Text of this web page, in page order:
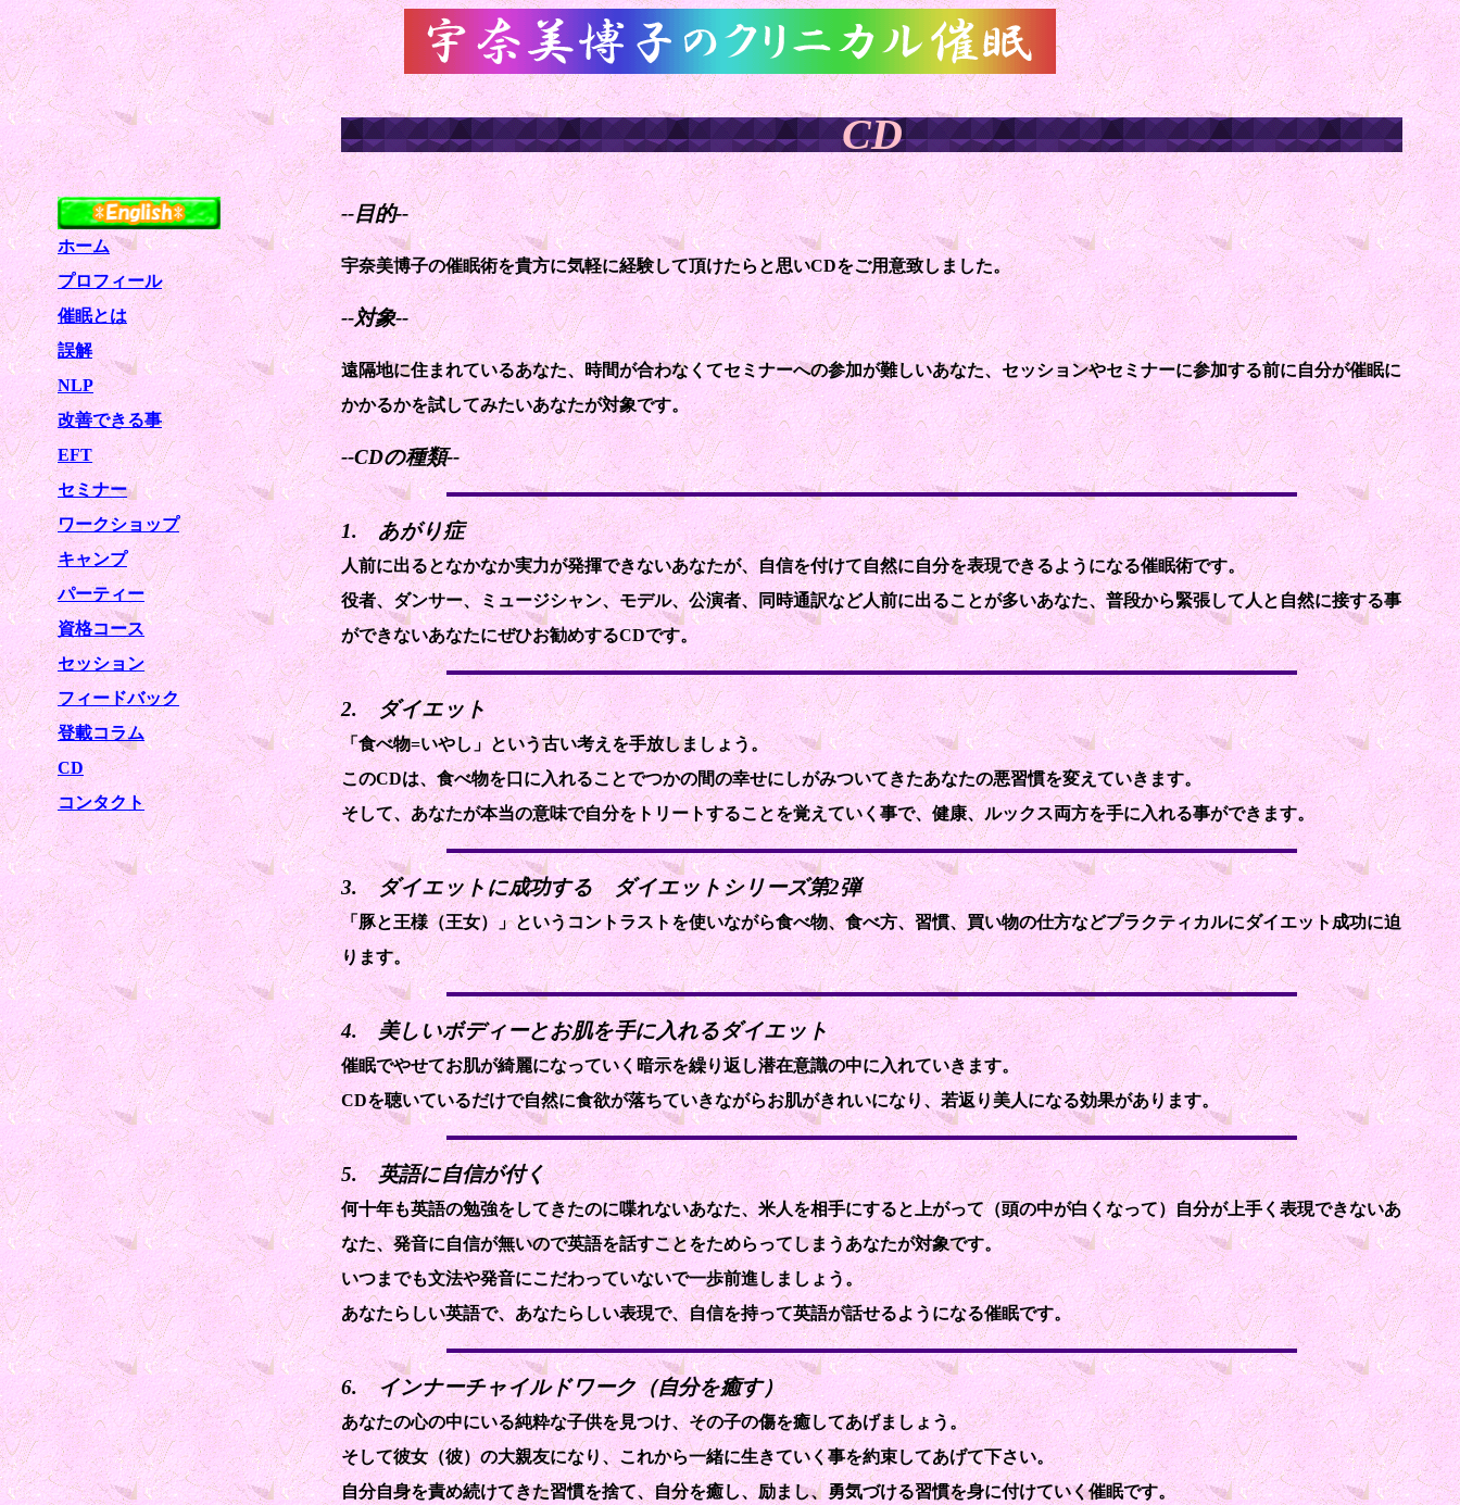
CD
ホーム
プロフィール
催眠とは
誤解
NLP
改善できる事
EFT
セミナー
ワークショップ
キャンプ
パーティー
資格コース
セッション
フィードバック
登載コラム
CD
コンタクト
--目的--
宇奈美博子の催眠術を貴方に気軽に経験して頂けたらと思いCDをご用意致しました。
--対象--
遠隔地に住まれているあなた、時間が合わなくてセミナーへの参加が難しいあなた、セッションやセミナーに参加する前に自分が催眠に
かかるかを試してみたいあなたが対象です。
--CDの種類--
1. あがり症
人前に出るとなかなか実力が発揮できないあなたが、自信を付けて自然に自分を表現できるようになる催眠術です。
役者、ダンサー、ミュージシャン、モデル、公演者、同時通訳など人前に出ることが多いあなた、普段から緊張して人と自然に接する事
ができないあなたにぜひお勧めするCDです。
2. ダイエット
「食べ物=いやし」という古い考えを手放しましょう。
このCDは、食べ物を口に入れることでつかの間の幸せにしがみついてきたあなたの悪習慣を変えていきます。
そして、あなたが本当の意味で自分をトリートすることを覚えていく事で、健康、ルックス両方を手に入れる事ができます。
3. ダイエットに成功する ダイエットシリーズ第2弾
「豚と王様（王女）」というコントラストを使いながら食べ物、食べ方、習慣、買い物の仕方などプラクティカルにダイエット成功に迫
ります。
4. 美しいボディーとお肌を手に入れるダイエット
催眠でやせてお肌が綺麗になっていく暗示を繰り返し潜在意識の中に入れていきます。
CDを聴いているだけで自然に食欲が落ちていきながらお肌がきれいになり、若返り美人になる効果があります。
5. 英語に自信が付く
何十年も英語の勉強をしてきたのに喋れないあなた、米人を相手にすると上がって（頭の中が白くなって）自分が上手く表現できないあ
なた、発音に自信が無いので英語を話すことをためらってしまうあなたが対象です。
いつまでも文法や発音にこだわっていないで一歩前進しましょう。
あなたらしい英語で、あなたらしい表現で、自信を持って英語が話せるようになる催眠です。
6. インナーチャイルドワーク（自分を癒す）
あなたの心の中にいる純粋な子供を見つけ、その子の傷を癒してあげましょう。
そして彼女（彼）の大親友になり、これから一緒に生きていく事を約束してあげて下さい。
自分自身を責め続けてきた習慣を捨て、自分を癒し、励まし、勇気づける習慣を身に付けていく催眠です。